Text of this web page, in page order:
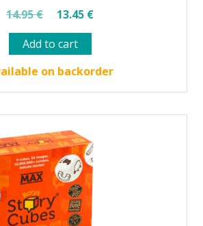
14.95€
Original
price
was:
14.95 €.
13.45 €Current
13.45 €.
Add to cart
on backorder